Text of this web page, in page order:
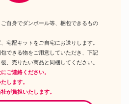
キティ 長崎限定 ぬいぐる
ギョドン ペンケース
自身でダンボール等、梱包できるもの
宅配キットをご自宅にお送りします。
できる物をご用意していただき、下記
、売りたい商品と同梱してください。
ご連絡ください。
します。
が負担いたします。